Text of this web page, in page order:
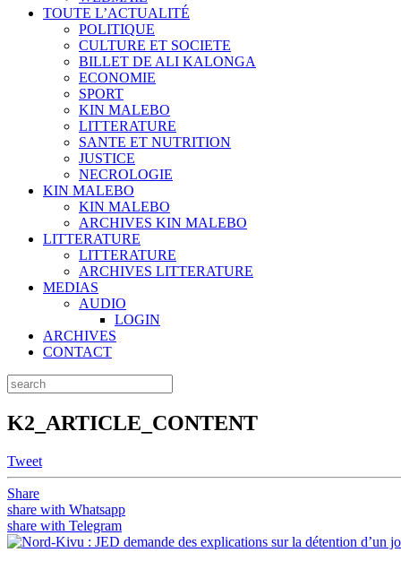
TOUTE L’ACTUALITÉ
POLITIQUE
CULTURE ET SOCIETE
BILLET DE ALI KALONGA
ECONOMIE
SPORT
KIN MALEBO
LITTERATURE
SANTE ET NUTRITION
JUSTICE
NECROLOGIE
KIN MALEBO
KIN MALEBO
ARCHIVES KIN MALEBO
LITTERATURE
LITTERATURE
ARCHIVES LITTERATURE
MEDIAS
AUDIO
LOGIN
ARCHIVES
CONTACT
K2_ARTICLE_CONTENT
Tweet
Share
share with Whatsapp
share with Telegram